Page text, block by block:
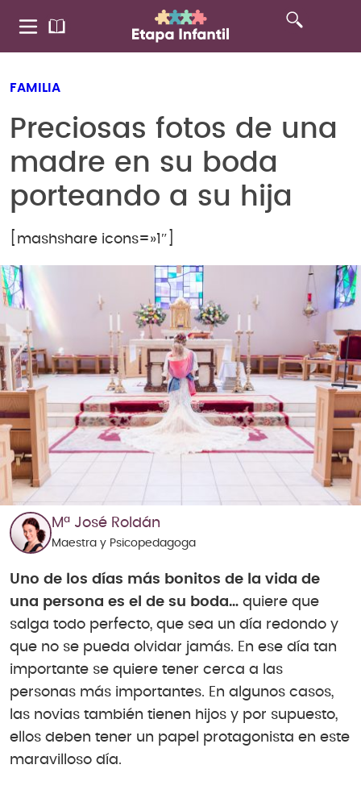
FAMILIA
Preciosas fotos de una
madre en su boda
porteando a su hija
[mashshare icons=»1″]
Mª José Roldán
Maestra y Psicopedagoga
Uno de los días más bonitos de la vida de
una persona es el de su boda… quiere que
salga todo perfecto, que sea un día redondo y
que no se pueda olvidar jamás. En ese día tan
importante se quiere tener cerca a las
personas más importantes. En algunos casos,
las novias también tienen hijos y por supuesto,
ellos deben tener un papel protagonista en este
maravilloso día.